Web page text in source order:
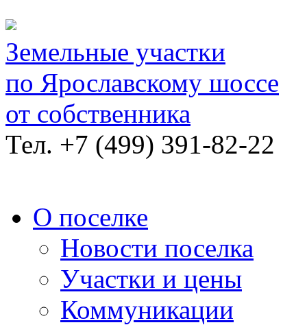
Земельные участки
по Ярославскому шоссе
от собственника
Тел. +7 (499) 391-82-22
О поселке
Новости поселка
Участки и цены
Коммуникации